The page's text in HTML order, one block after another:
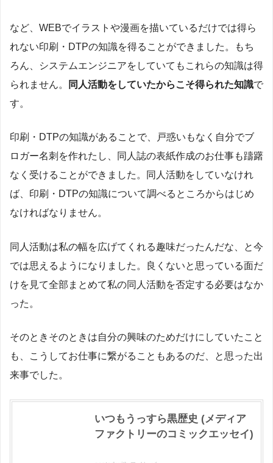
など、WEBでイラストや漫画を描いているだけでは得ら
れない印刷・DTPの知識を得ることができました。もち
ろん、システムエンジニアをしていてもこれらの知識は得
られません。
同人活動をしていたからこそ得られた知識で
す。
印刷・DTPの知識があることで、戸惑いもなく自分でブ
ロガー名刺を作れたし、同人誌の表紙作成のお仕事も躊躇
なく受けることができました。同人活動をしていなけれ
ば、印刷・DTPの知識について調べるところからはじめ
なければなりません。
同人活動は私の幅を広げてくれる趣味だったんだな、と今
では思えるようになりました。良くないと思っている面だ
けを見て全部まとめて私の同人活動を否定する必要はなか
った。
そのときそのときは自分の興味のためだけにしていたこと
も、こうしてお仕事に繋がることもあるのだ、と思った出
来事でした。
いつもうっすら黒歴史 (メディア
ファクトリーのコミックエッセイ)